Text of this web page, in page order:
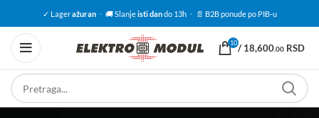
✓ Lageražuran · 🚚 Slanjeisti dando 13h · 📄 B2B ponude po PIB-u
10/ 18,600.00 RSD